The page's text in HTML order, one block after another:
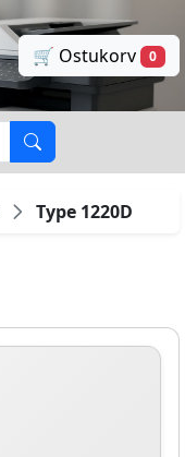
🛒 Ostukorv 0
Type 1220D